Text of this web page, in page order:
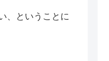
、ということに